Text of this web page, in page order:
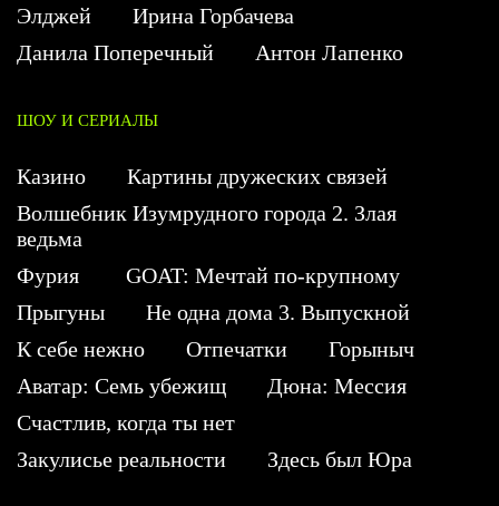
Элджей
Ирина Горбачева
Данила Поперечный
Антон Лапенко
ШОУ И СЕРИАЛЫ
Казино
Картины дружеских связей
Волшебник Изумрудного города 2. Злая
ведьма
Фурия
GOAT: Мечтай по-крупному
Прыгуны
Не одна дома 3. Выпускной
К себе нежно
Отпечатки
Горыныч
Аватар: Семь убежищ
Дюна: Мессия
Счастлив, когда ты нет
Закулисье реальности
Здесь был Юра